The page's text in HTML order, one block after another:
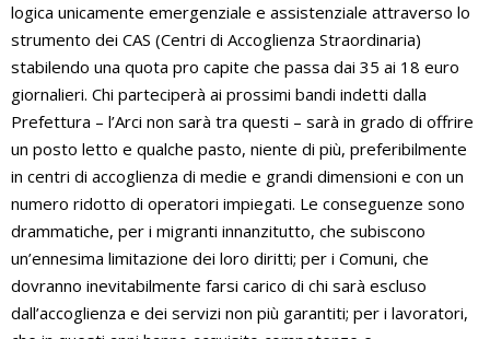
logica unicamente emergenziale e assistenziale attraverso lo
strumento dei CAS (Centri di Accoglienza Straordinaria)
stabilendo una quota pro capite che passa dai 35 ai 18 euro
giornalieri. Chi parteciperà ai prossimi bandi indetti dalla
Prefettura – l’Arci non sarà tra questi – sarà in grado di offrire
un posto letto e qualche pasto, niente di più, preferibilmente
in centri di accoglienza di medie e grandi dimensioni e con un
numero ridotto di operatori impiegati. Le conseguenze sono
drammatiche, per i migranti innanzitutto, che subiscono
un’ennesima limitazione dei loro diritti; per i Comuni, che
dovranno inevitabilmente farsi carico di chi sarà escluso
dall’accoglienza e dei servizi non più garantiti; per i lavoratori,